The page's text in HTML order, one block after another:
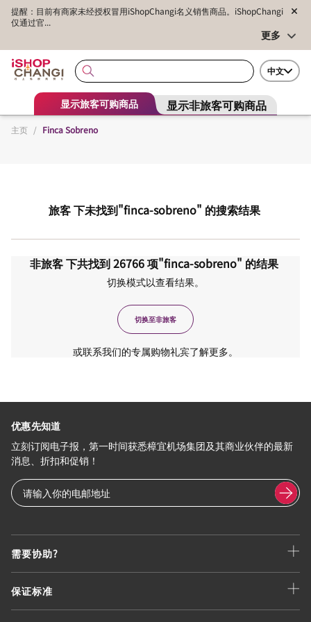
提醒：目前有商家未经授权冒用iShopChangi名义销售商品。iShopChangi
仅通过官...
更多
中文
显示旅客可购商品 显示非旅客可购商品
主页 / Finca Sobreno
旅客下未找到"finca-sobreno" 的搜索结果
非旅客下共找到26766项"finca-sobreno" 的结果
切换模式以查看结果。
切换至非旅客
或联系我们的专属购物礼宾了解更多。
需要协助?
保证标准
优惠先知道
立刻订阅电子报，第一时间获悉樟宜机场集团及其商业伙伴的最新
消息、折扣和促销！